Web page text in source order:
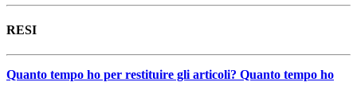
RESI
Quanto tempo ho per restituire gli articoli? Quanto tempo ho